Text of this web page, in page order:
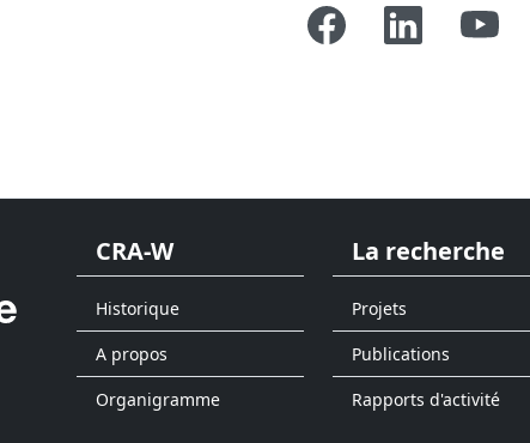
CRA-W
Historique
A propos
Organigramme
La recherche
Projets
Publications
Rapports d'activité